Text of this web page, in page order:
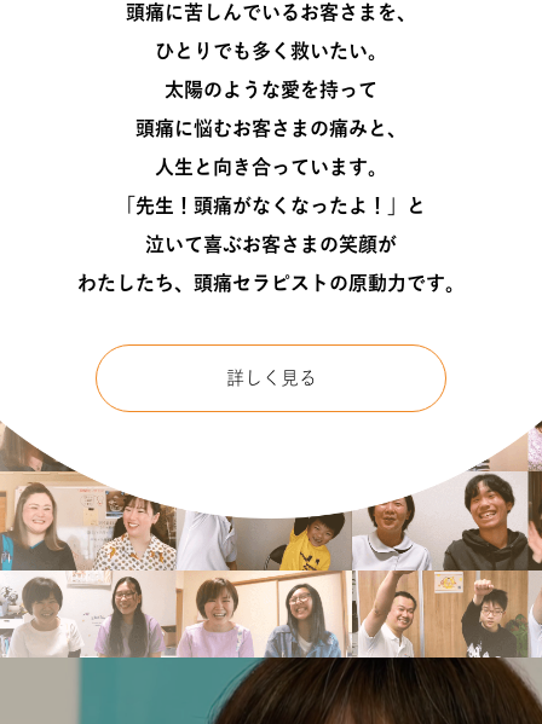
頭痛に苦しんでいるお客さまを、
ひとりでも多く救いたい。
太陽のような愛を持って
頭痛に悩むお客さまの痛みと、
人生と向き合っています。
「先生！頭痛がなくなったよ！」と
泣いて喜ぶお客さまの笑顔が
わたしたち、頭痛セラピストの原動力です。
詳しく見る